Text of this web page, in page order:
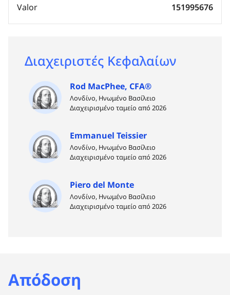
Valor
151995676
Διαχειριστές Κεφαλαίων
Rod MacPhee, CFA®
Λονδίνο, Ηνωμένο Βασίλειο
Διαχειρισμένο ταμείο από 2026
Emmanuel Teissier
Λονδίνο, Ηνωμένο Βασίλειο
Διαχειρισμένο ταμείο από 2026
Piero del Monte
Λονδίνο, Ηνωμένο Βασίλειο
Διαχειρισμένο ταμείο από 2026
Απόδοση